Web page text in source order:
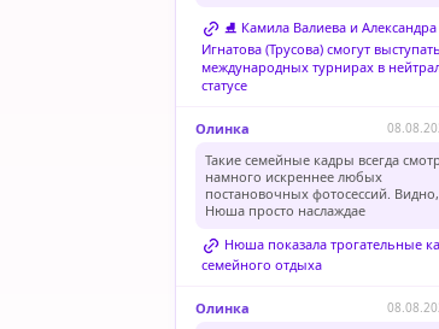
⛸️ Камила Валиева и Александра
Игнатова (Трусова) смогут
международных турнирах в
статусе
Олинка
Такие семейные кадры всегда
намного искреннее любых
постановочных фотосессий.
Нюша просто наслаждае
Нюша показала трогательные
семейного отдыха
Олинка